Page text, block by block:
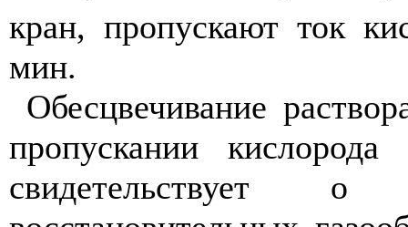
кран, пропускают ток
мин.
Обесцвечивание
пропускании
свидетельствует